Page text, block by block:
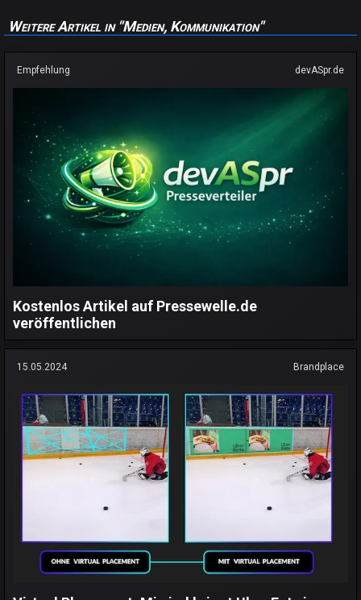
Weitere Artikel in "Medien, Kommunikation"
Empfehlung devASpr.de
Kostenlos Artikel auf Pressewelle.de
veröffentlichen
15.05.2024 Brandplace